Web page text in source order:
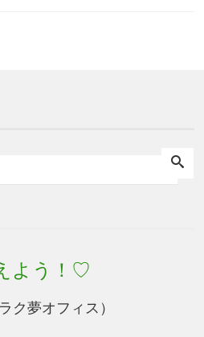
よう！♡
ク夢オフィス）